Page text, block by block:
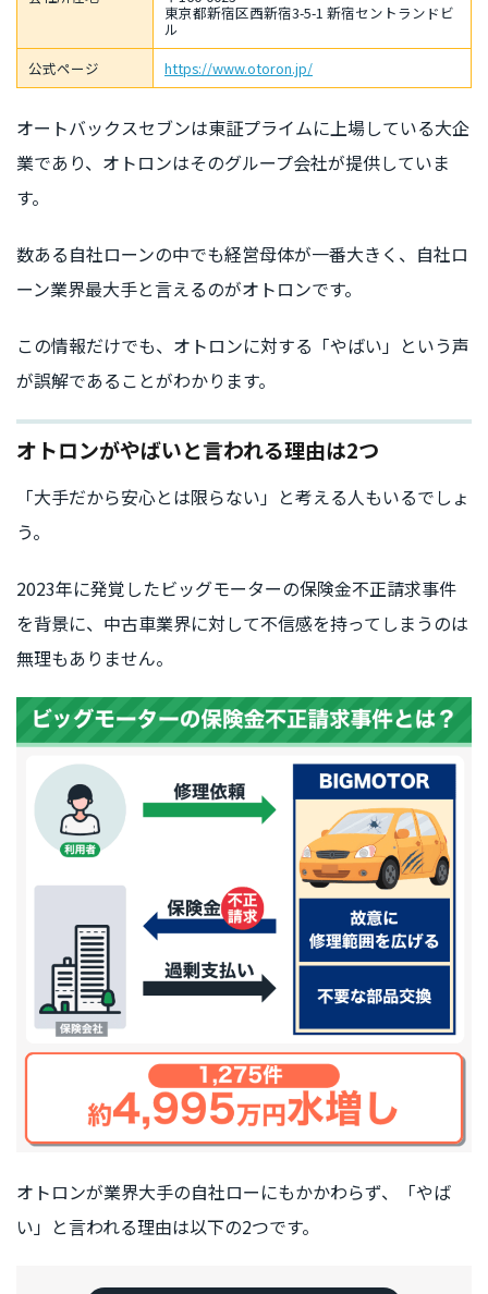
東京都新宿区西新宿3-5-1 新宿セントランドビ
ル
公式ページ
https://www.otoron.jp/
オートバックスセブンは東証プライムに上場している大企
業であり、オトロンはそのグループ会社が提供していま
す。
数ある自社ローンの中でも経営母体が一番大きく、自社ロ
ーン業界最大手と言えるのがオトロンです。
この情報だけでも、オトロンに対する「やばい」という声
が誤解であることがわかります。
オトロンがやばいと言われる理由は2つ
「大手だから安心とは限らない」と考える人もいるでしょ
う。
2023年に発覚したビッグモーターの保険金不正請求事件
を背景に、中古車業界に対して不信感を持ってしまうのは
無理もありません。
オトロンが業界大手の自社ローにもかかわらず、「やば
い」と言われる理由は以下の2つです。